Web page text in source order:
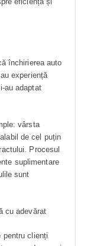
închirierea auto
experiență
au adaptat
vârsta
de cel puțin
Procesul
suplimentare
sunt
cu adevărat
pentru clienți